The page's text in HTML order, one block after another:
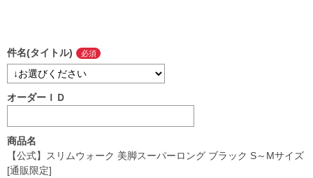
件名(タイトル)
オーダーＩＤ
商品名
【公式】スリムウォーク 美脚スーパーロング ブラック S～Mサイズ
[通販限定]